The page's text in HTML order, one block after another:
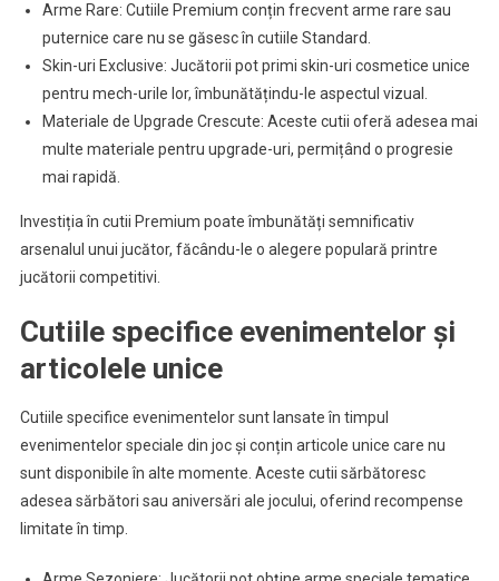
Arme Rare: Cutiile Premium conțin frecvent arme rare sau
puternice care nu se găsesc în cutiile Standard.
Skin-uri Exclusive: Jucătorii pot primi skin-uri cosmetice unice
pentru mech-urile lor, îmbunătățindu-le aspectul vizual.
Materiale de Upgrade Crescute: Aceste cutii oferă adesea mai
multe materiale pentru upgrade-uri, permițând o progresie
mai rapidă.
Investiția în cutii Premium poate îmbunătăți semnificativ
arsenalul unui jucător, făcându-le o alegere populară printre
jucătorii competitivi.
Cutiile specifice evenimentelor și
articolele unice
Cutiile specifice evenimentelor sunt lansate în timpul
evenimentelor speciale din joc și conțin articole unice care nu
sunt disponibile în alte momente. Aceste cutii sărbătoresc
adesea sărbători sau aniversări ale jocului, oferind recompense
limitate în timp.